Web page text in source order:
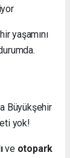
yaşamını
Büyükşehir
yok!
ve otopark